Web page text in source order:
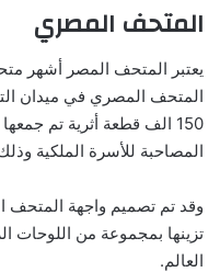
المتحف المصري
يعتبر المتحف المصر أشهر
المتحف المصري في ميدان
150 الف قطعة أثرية تم
المصاحبة للأسرة الملكية
وقد تم تصميم واجهة المتحف
تزينها بمجموعة من اللوحات
العالم.